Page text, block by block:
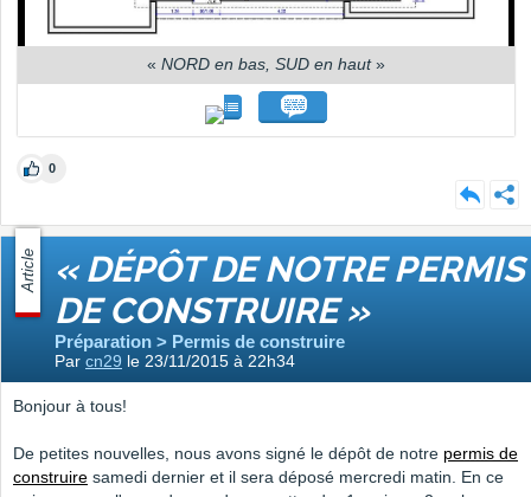
« NORD en bas, SUD en haut»
0
Article « DÉPÔT DE NOTRE PERMIS
DE CONSTRUIRE »
Préparation > Permis de construire
Par cn29 le 23/11/2015 à 22h34
Bonjour à tous!
De petites nouvelles, nous avons signé le dépôt de notre permis de
construire samedi dernier et il sera déposé mercredi matin. En ce